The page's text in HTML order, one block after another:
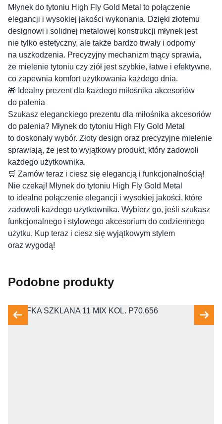
Młynek do tytoniu High Fly Gold Metal to połączenie
elegancji i wysokiej jakości wykonania. Dzięki złotemu
designowi i solidnej metalowej konstrukcji młynek jest
nie tylko estetyczny, ale także bardzo trwały i odporny
na uszkodzenia. Precyzyjny mechanizm tnący sprawia,
że mielenie tytoniu czy ziół jest szybkie, łatwe i efektywne,
co zapewnia komfort użytkowania każdego dnia.
🎁 Idealny prezent dla każdego miłośnika akcesoriów
do palenia
Szukasz eleganckiego prezentu dla miłośnika akcesoriów
do palenia? Młynek do tytoniu High Fly Gold Metal
to doskonały wybór. Złoty design oraz precyzyjne mielenie
sprawiają, że jest to wyjątkowy produkt, który zadowoli
każdego użytkownika.
🛒 Zamów teraz i ciesz się elegancją i funkcjonalnością!
Nie czekaj! Młynek do tytoniu High Fly Gold Metal
to idealne połączenie elegancji i wysokiej jakości, które
zadowoli każdego użytkownika. Wybierz go, jeśli szukasz
funkcjonalnego i stylowego akcesorium do codziennego
użytku. Kup teraz i ciesz się wyjątkowym stylem
oraz wygodą!
Podobne produkty